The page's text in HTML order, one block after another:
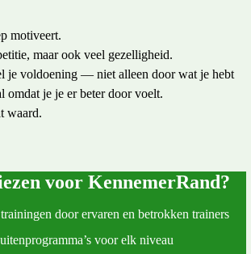
motiveert.
maar ook veel gezelligheid.
je voldoening — niet alleen door wat je hebt
omdat je je er beter door voelt.
waard.
voor KennemerRand?
door ervaren en betrokken trainers
voor elk niveau